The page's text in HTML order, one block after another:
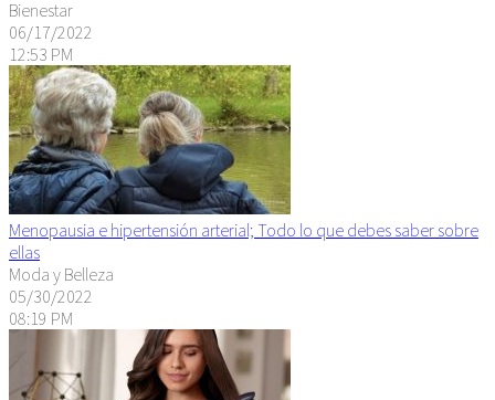
Bienestar
06/17/2022
12:53 PM
Menopausia e hipertensión arterial; Todo lo que debes saber sobre
ellas
Moda y Belleza
05/30/2022
08:19 PM